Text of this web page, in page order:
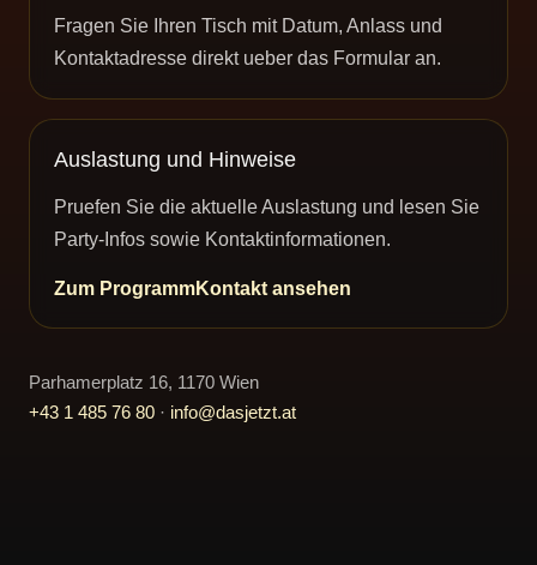
Fragen Sie Ihren Tisch mit Datum, Anlass und
Kontaktadresse direkt ueber das Formular an.
Auslastung und Hinweise
Pruefen Sie die aktuelle Auslastung und lesen Sie
Party-Infos sowie Kontaktinformationen.
Zum ProgrammKontakt ansehen
Parhamerplatz 16, 1170 Wien
+43 1 485 76 80 · info@dasjetzt.at